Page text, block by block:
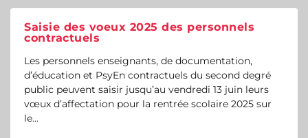
Saisie des voeux 2025 des personnels
contractuels
Les personnels enseignants, de documentation,
d’éducation et PsyEn contractuels du second degré
public peuvent saisir jusqu’au vendredi 13 juin leurs
vœux d’affectation pour la rentrée scolaire 2025 sur
le...